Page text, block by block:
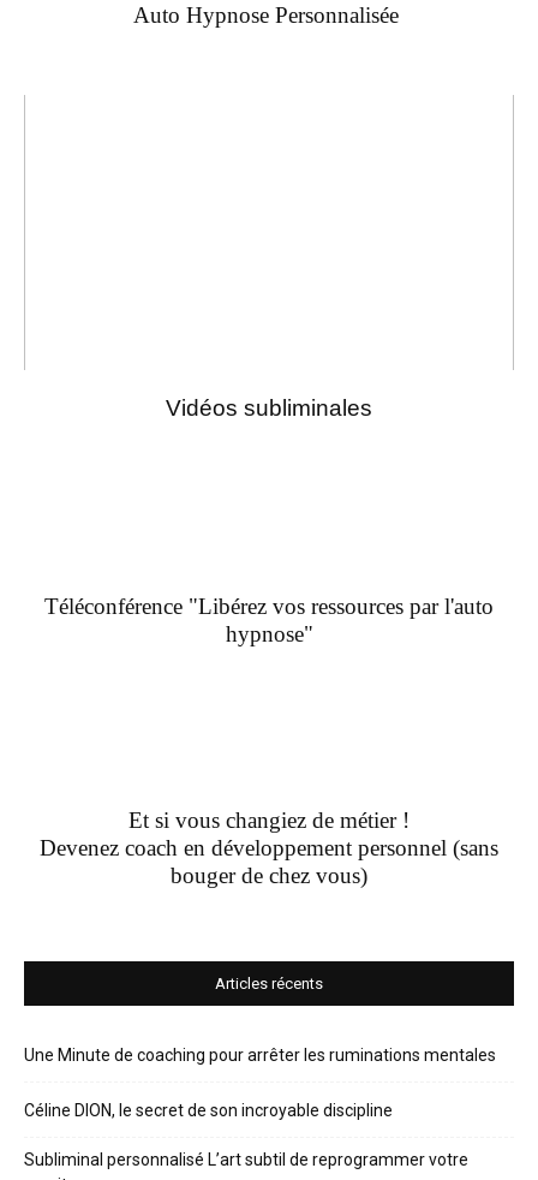
Auto Hypnose Personnalisée
Vidéos subliminales
Téléconférence "Libérez vos ressources par l'auto
hypnose"
Et si vous changiez de métier !
Devenez coach en développement personnel (sans
bouger de chez vous)
Articles récents
Une Minute de coaching pour arrêter les ruminations mentales
Céline DION, le secret de son incroyable discipline
Subliminal personnalisé L’art subtil de reprogrammer votre